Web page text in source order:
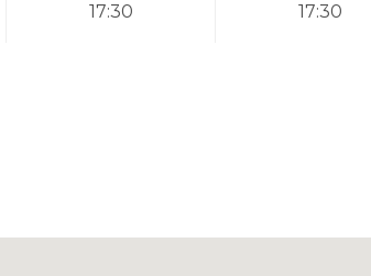
17:30
17:30